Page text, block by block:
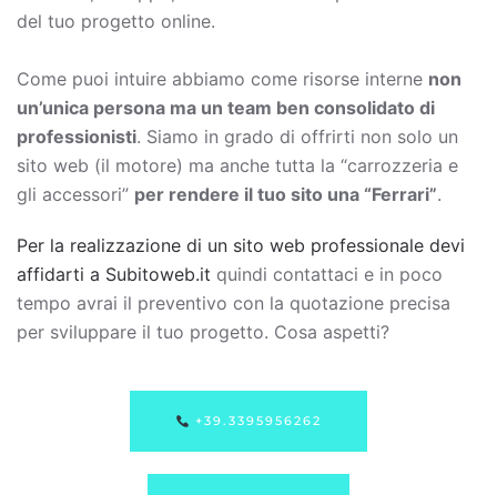
del tuo progetto online.
Come puoi intuire abbiamo come risorse interne non
un’unica persona ma un team ben consolidato di
professionisti. Siamo in grado di offrirti non solo un
sito web (il motore) ma anche tutta la “carrozzeria e
gli accessori” per rendere il tuo sito una “Ferrari”.
Per la realizzazione di un sito web professionale devi
affidarti a Subitoweb.it quindi contattaci e in poco
tempo avrai il preventivo con la quotazione precisa
per sviluppare il tuo progetto. Cosa aspetti?
+39.3395956262